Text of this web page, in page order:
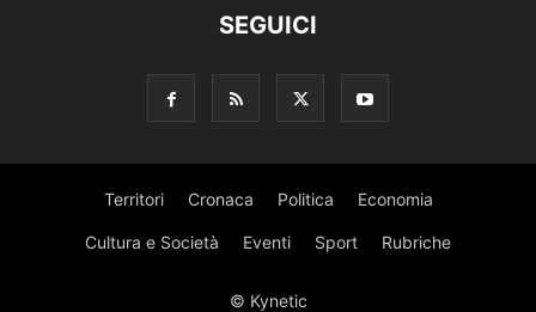
SEGUICI
Territori Cronaca Politica Economia
Cultura e Società Eventi Sport Rubriche
© Kynetic